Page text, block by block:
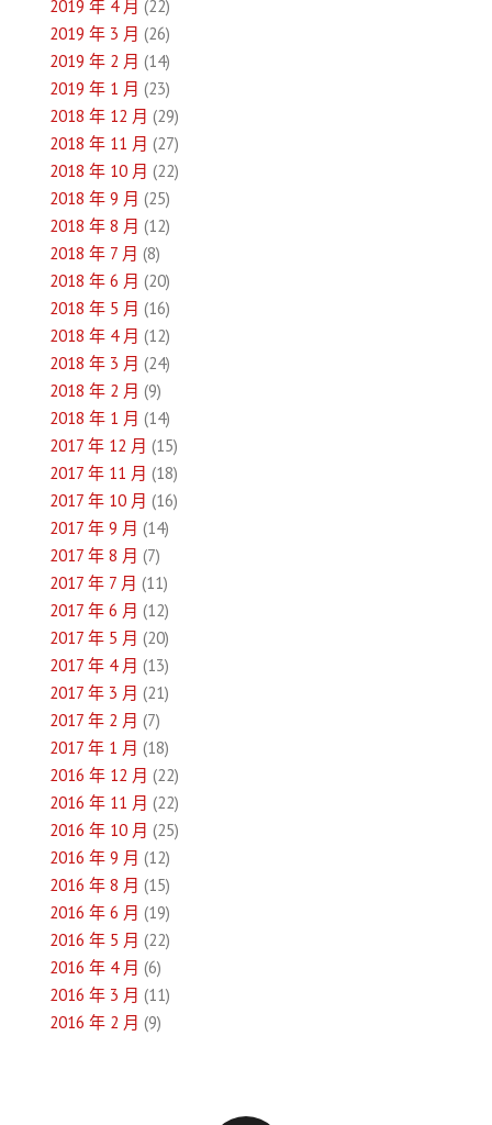
2019 年 4 月 (22)
2019 年 3 月 (26)
2019 年 2 月 (14)
2019 年 1 月 (23)
2018 年 12 月 (29)
2018 年 11 月 (27)
2018 年 10 月 (22)
2018 年 9 月 (25)
2018 年 8 月 (12)
2018 年 7 月 (8)
2018 年 6 月 (20)
2018 年 5 月 (16)
2018 年 4 月 (12)
2018 年 3 月 (24)
2018 年 2 月 (9)
2018 年 1 月 (14)
2017 年 12 月 (15)
2017 年 11 月 (18)
2017 年 10 月 (16)
2017 年 9 月 (14)
2017 年 8 月 (7)
2017 年 7 月 (11)
2017 年 6 月 (12)
2017 年 5 月 (20)
2017 年 4 月 (13)
2017 年 3 月 (21)
2017 年 2 月 (7)
2017 年 1 月 (18)
2016 年 12 月 (22)
2016 年 11 月 (22)
2016 年 10 月 (25)
2016 年 9 月 (12)
2016 年 8 月 (15)
2016 年 6 月 (19)
2016 年 5 月 (22)
2016 年 4 月 (6)
2016 年 3 月 (11)
2016 年 2 月 (9)